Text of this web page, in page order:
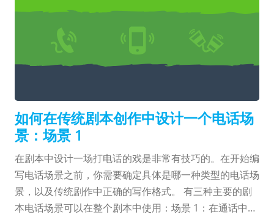
万一，如果你需要手动编辑（或者使用打字机），则请了
解以下相关的基础知识。字体：标配是12号Courier！
Courier Prime或Courier New也可接受 边距 边距需要根
据以下尺寸进行调整...
如何在传统剧本创作中设计一个电话场
景：场景 1
在剧本中设计一场打电话的戏是非常有技巧的。在开始编
写电话场景之前，你需要确定具体是哪一种类型的电话场
景，以及传统剧作中正确的写作格式。 有三种主要的剧
本电话场景可以在整个剧本中使用：场景 1：在通话中只